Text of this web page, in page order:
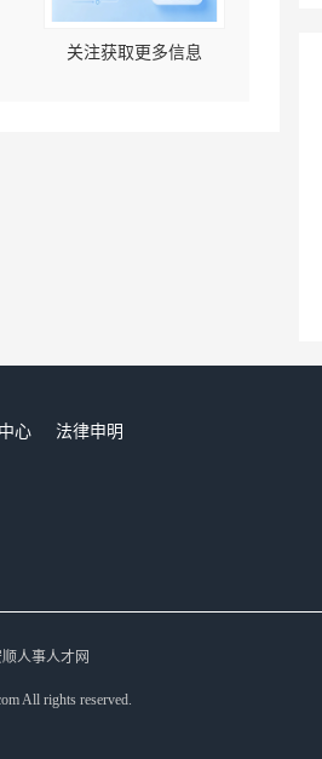
关注获取更多信息
心
法律申明
人事人才网
All rights reserved.